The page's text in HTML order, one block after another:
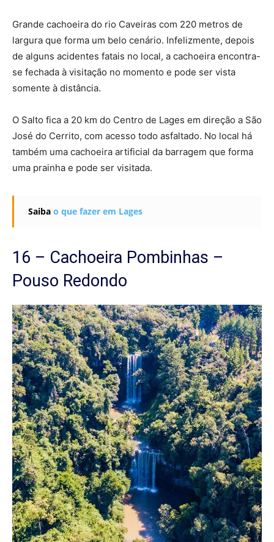
Grande cachoeira do rio Caveiras com 220 metros de
largura que forma um belo cenário. Infelizmente, depois
de alguns acidentes fatais no local, a cachoeira encontra-
se fechada à visitação no momento e pode ser vista
somente à distância.
O Salto fica a 20 km do Centro de Lages em direção a São
José do Cerrito, com acesso todo asfaltado. No local há
também uma cachoeira artificial da barragem que forma
uma prainha e pode ser visitada.
Saiba o que fazer em Lages
16 – Cachoeira Pombinhas –
Pouso Redondo